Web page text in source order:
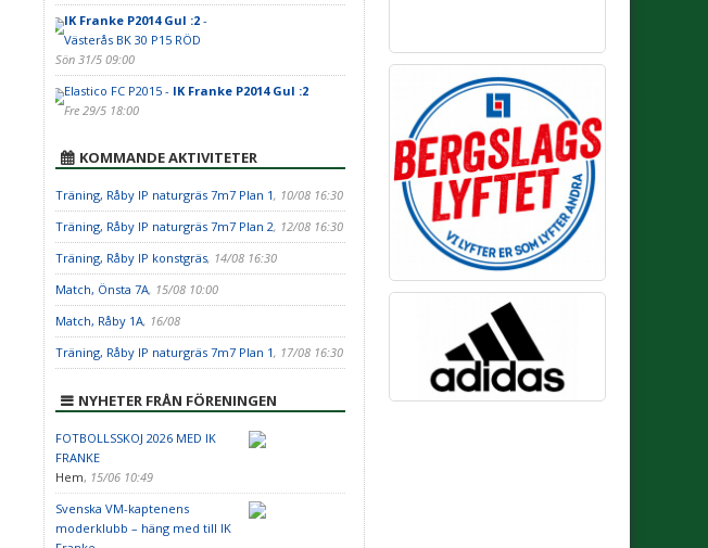
IK Franke P2014 Gul :2-
Västerås BK 30 P15 RÖD
Sön 31/5 09:00
Elastico FC P2015 - IK Franke P2014 Gul :2
Fre 29/5 18:00
KOMMANDE AKTIVITETER
Träning, Råby IP naturgräs 7m7 Plan 1, 10/08 16:30
Träning, Råby IP naturgräs 7m7 Plan 2, 12/08 16:30
Träning, Råby IP konstgräs, 14/08 16:30
Match, Önsta 7A, 15/08 10:00
Match, Råby 1A, 16/08
Träning, Råby IP naturgräs 7m7 Plan 1, 17/08 16:30
NYHETER FRÅN FÖRENINGEN
FOTBOLLSSKOJ 2026 MED IK
FRANKE
Hem, 15/06 10:49
Svenska VM-kaptenens
moderklubb – häng med till IK